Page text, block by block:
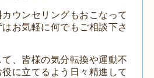
ウンセリングもおこなって
お気軽に何でもご相談下さ
て、皆様の気分転換や運動不
に立てるよう日々精進して